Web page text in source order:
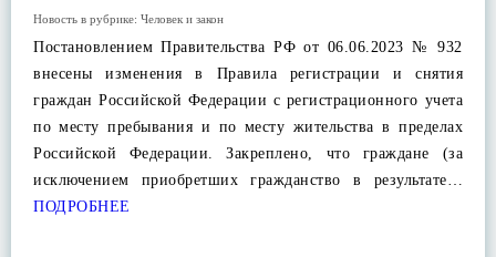
Новость в рубрике: Человек и закон
Постановлением Правительства РФ от 06.06.2023 № 932
внесены изменения в Правила регистрации и снятия
граждан Российской Федерации с регистрационного учета
по месту пребывания и по месту жительства в пределах
Российской Федерации. Закреплено, что граждане (за
исключением приобретших гражданство в результате…
ПОДРОБНЕЕ